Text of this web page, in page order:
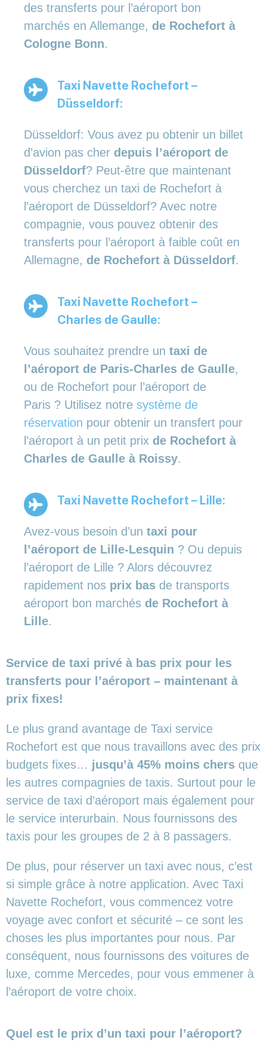
des transferts pour l’aéroport bon
marchés en Allemange, de Rochefort à
Cologne Bonn.
Taxi Navette Rochefort –
Düsseldorf:
Düsseldorf: Vous avez pu obtenir un billet
d’avion pas cher depuis l’aéroport de
Düsseldorf? Peut-être que maintenant
vous cherchez un taxi de Rochefort à
l’aéroport de Düsseldorf? Avec notre
compagnie, vous pouvez obtenir des
transferts pour l’aéroport à faible coût en
Allemagne, de Rochefort à Düsseldorf.
Taxi Navette Rochefort –
Charles de Gaulle:
Vous souhaitez prendre un taxi de
l’aéroport de Paris-Charles de Gaulle,
ou de Rochefort pour l’aéroport de
Paris ? Utilisez notre système de
réservation pour obtenir un transfert pour
l’aéroport à un petit prix de Rochefort à
Charles de Gaulle à Roissy.
Taxi Navette Rochefort – Lille:
Avez-vous besoin d’un taxi pour
l’aéroport de Lille-Lesquin ? Ou depuis
l’aéroport de Lille ? Alors découvrez
rapidement nos prix bas de transports
aéroport bon marchés de Rochefort à
Lille.
Service de taxi privé à bas prix pour les
transferts pour l’aéroport – maintenant à
prix fixes!
Le plus grand avantage de Taxi service
Rochefort est que nous travaillons avec des prix
budgets fixes… jusqu’à 45% moins chers que
les autres compagnies de taxis. Surtout pour le
service de taxi d’aéroport mais également pour
le service interurbain. Nous fournissons des
taxis pour les groupes de 2 à 8 passagers.
De plus, pour réserver un taxi avec nous, c’est
si simple grâce à notre application. Avec Taxi
Navette Rochefort, vous commencez votre
voyage avec confort et sécurité – ce sont les
choses les plus importantes pour nous. Par
conséquent, nous fournissons des voitures de
luxe, comme Mercedes, pour vous emmener à
l’aéroport de votre choix.
Quel est le prix d’un taxi pour l’aéroport?